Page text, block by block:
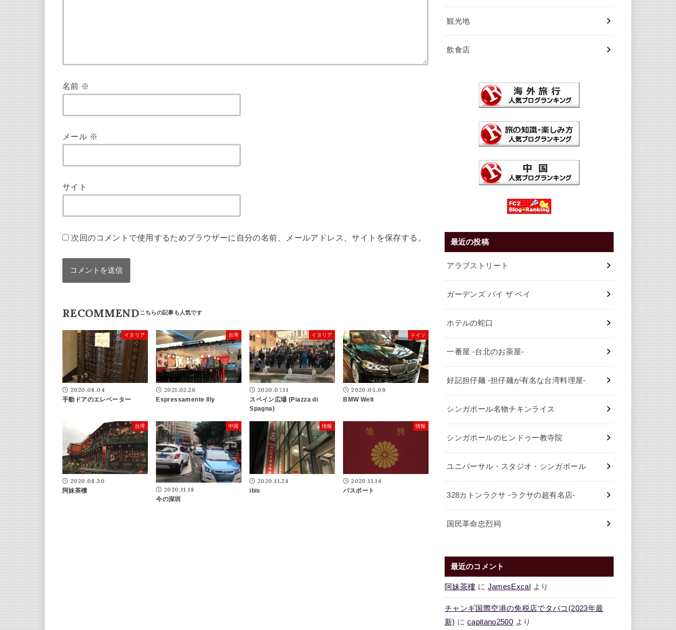
名前 ※
メール ※
サイト
次回のコメントで使用するためブラウザーに自分の名前、メールアドレス、サイトを保存する。
RECOMMEND
イタリア
2020.08.04
手動ドアのエレベーター
台湾
2021.02.26
Espressamente Illy
イタリア
2020.07.11
スペイン広場 (Piazza di
Spagna)
ドイツ
2020.05.09
BMW Welt
台湾
2020.08.30
阿妹茶樓
中国
2020.11.18
今の深圳
情報
2020.11.24
ibis
情報
2020.11.14
パスポート
観光地
飲食店
最近の投稿
アラブストリート
ガーデンズ バイ ザ ベイ
ホテルの蛇口
一番屋 -台北のお茶屋-
好記担仔麺 -担仔麺が有名な台湾料理屋-
シンガポール名物チキンライス
シンガポールのヒンドゥー教寺院
ユニバーサル・スタジオ・シンガポール
328カトンラクサ -ラクサの超有名店-
国民革命忠烈祠
最近のコメント
阿妹茶樓 に JamesExcal より
チャンギ国際空港の免税店でタバコ(2023年最
新) に capitano2500 より